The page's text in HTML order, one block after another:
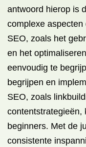
antwoord hierop is
complexe
SEO, zoals het
en het
eenvoudig te
begrijpen en
SEO, zoals
contentstrategieën,
beginners. Met de
consistente